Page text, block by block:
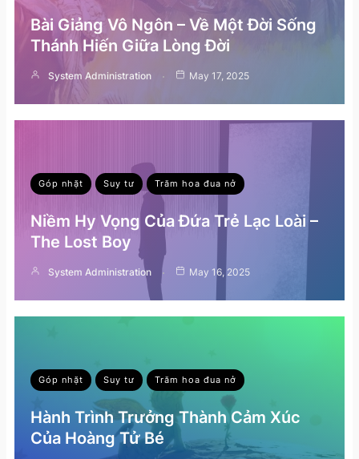
Bài Giảng Vô Ngôn – Về Một Đời Sống
Thánh Hiến Giữa Lòng Đời
System Administration May 17, 2025
Góp nhặt Suy tư Trăm hoa đua nở
Niềm Hy Vọng Của Đứa Trẻ Lạc Loài –
The Lost Boy
System Administration May 16, 2025
Góp nhặt Suy tư Trăm hoa đua nở
Hành Trình Trưởng Thành Cảm Xúc
Của Hoàng Tử Bé